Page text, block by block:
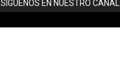
SIGUENOS EN NUESTRO CANAL